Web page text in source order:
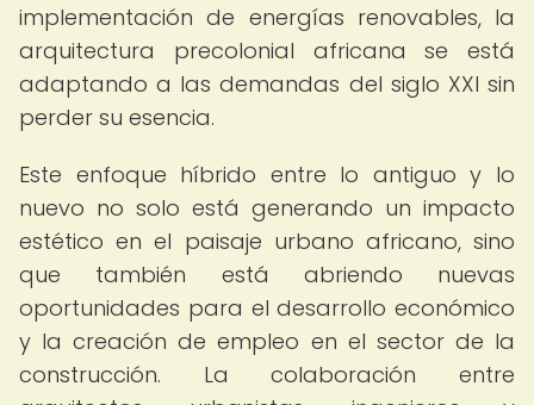
implementación de energías renovables, la
arquitectura precolonial africana se está
adaptando a las demandas del siglo XXI sin
perder su esencia.
Este enfoque híbrido entre lo antiguo y lo
nuevo no solo está generando un impacto
estético en el paisaje urbano africano, sino
que también está abriendo nuevas
oportunidades para el desarrollo económico
y la creación de empleo en el sector de la
construcción. La colaboración entre